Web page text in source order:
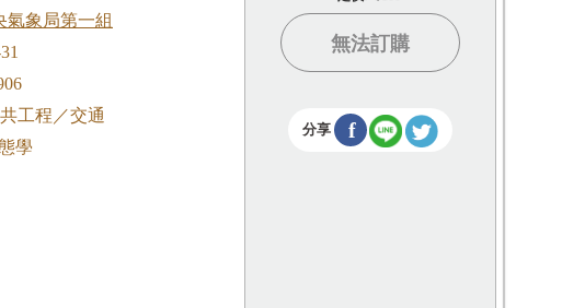
氣象局第一組
工程／交通
學
無法訂購
分享 f